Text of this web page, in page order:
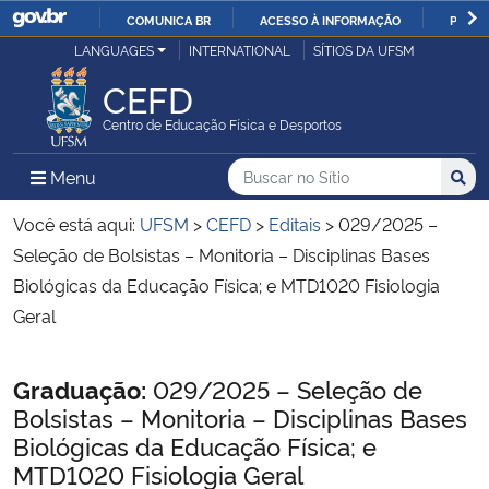
IR
COMUNICA BR ACESSO À INFORMAÇÃO
Ministério da Justiça e Segurança Pública
Ministério da Defesa
Ministério das Relações Exteriores
Ministério da Economia
Ministério da Agricultura, Pecuária e Abastecimento
Ministério da Educação
LANGUAGES INTERNATIONAL SÍTIOS DA UFSM
CEFD
Centro de Educação Física e Desportos
Menu Menu Principal do Sítio
Busca
Buscar no no Sítio
Busca:
Você está aqui: UFSM >CEFD > Editais >029/2025 –
Seleção de Bolsistas – Monitoria – Disciplinas Bases
Biológicas da Educação Física; e MTD1020 Fisiologia
Geral
Início do conteúdo
Graduação: 029/2025 – Seleção de
Bolsistas – Monitoria – Disciplinas Bases
Biológicas da Educação Física; e
MTD1020 Fisiologia Geral